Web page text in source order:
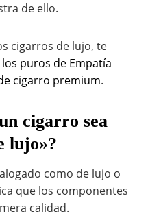
de ello.
cigarros de lujo, te
puros de Empatía
cigarro premium.
cigarro sea
lujo»?
como de lujo o
que los componentes
calidad.